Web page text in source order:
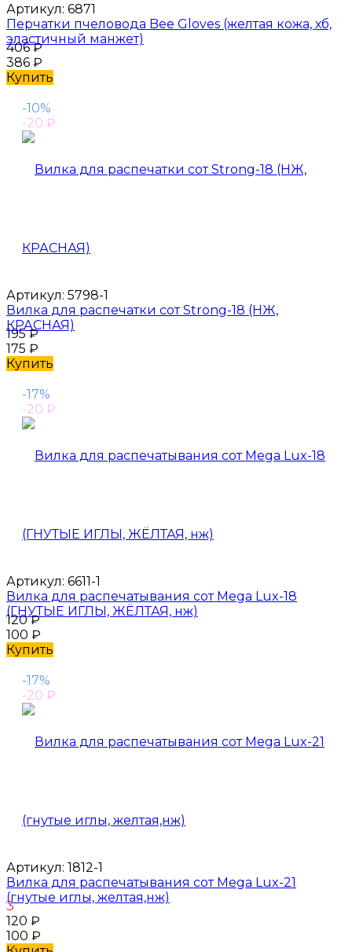
Артикул: 6871
Перчатки пчеловода Bee Gloves (желтая кожа, хб,
эластичный манжет)
406₽
386 ₽
Купить
-10%
-20 ₽
Артикул: 5798-1
Вилка для распечатки сот Strong-18 (НЖ,
КРАСНАЯ)
195₽
175 ₽
Купить
-17%
-20 ₽
Артикул: 6611-1
Вилка для распечатывания сот Mega Lux-18
(ГНУТЫЕ ИГЛЫ, ЖЁЛТАЯ, нж)
120₽
100 ₽
Купить
-17%
-20 ₽
Артикул: 1812-1
Вилка для распечатывания сот Mega Lux-21
(гнутые иглы, желтая,нж)
3
120 ₽
100 ₽